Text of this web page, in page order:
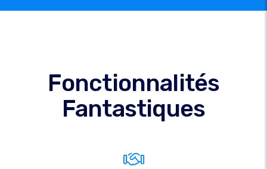
Fonctionnalités
Fantastiques